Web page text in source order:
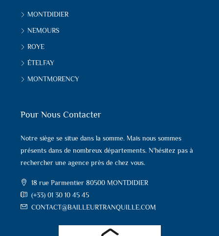
MONTDIDIER
NEMOURS
ROYE
ÉTELFAY
MONTMORENCY
Pour Nous Contacter
Notre siège se situe dans la somme. Mais nous sommes
présents dans de nombreux départements. N'hésitez pas à
rechercher une agence près de chez vous.
18 rue Parmentier 80500 MONTDIDIER
(+33) 01 30 10 45 45
CONTACT@BAILLEURTRANQUILLE.COM